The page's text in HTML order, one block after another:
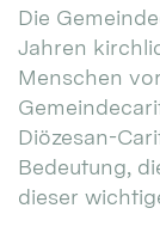
Die
Jahren
Menschen
Diözesan-
Bedeutung,
dieser